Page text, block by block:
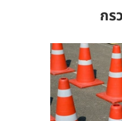
กร